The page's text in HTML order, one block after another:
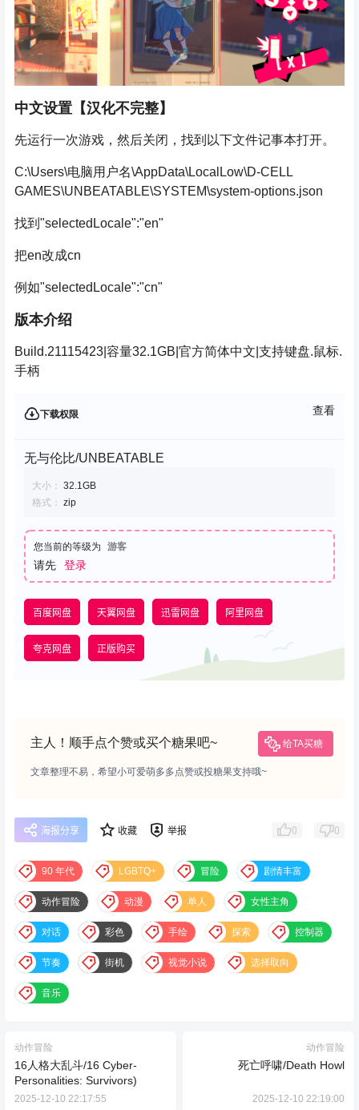
中文设置【汉化不完整】
先运行一次游戏，然后关闭，找到以下文件记事本打开。
C:\Users\电脑用户名\AppData\LocalLow\D-CELL
GAMES\UNBEATABLE\SYSTEM\system-options.json
找到"selectedLocale":"en"
把en改成cn
例如"selectedLocale":"cn"
版本介绍
Build.21115423|容量32.1GB|官方简体中文|支持键盘.鼠标.
手柄
下载权限 查看
无与伦比/UNBEATABLE
大小： 32.1GB
格式： zip
您当前的等级为 游客
请先 登录
百度网盘 天翼网盘 迅雷网盘 阿里网盘
夸克网盘 正版购买
主人！顺手点个赞或买个糖果吧~ 给TA买糖
文章整理不易，希望小可爱萌多多点赞或投糖果支持哦~
海报分享 收藏 举报 0 0
90 年代 LGBTQ+ 冒险 剧情丰富
动作冒险 动漫 单人 女性主角
对话 彩色 手绘 探索 控制器
节奏 街机 视觉小说 选择取向
音乐
动作冒险
16人格大乱斗/16 Cyber-
Personalities: Survivors)
2025-12-10 22:17:55
动作冒险
死亡呼啸/Death Howl
2025-12-10 22:19:00